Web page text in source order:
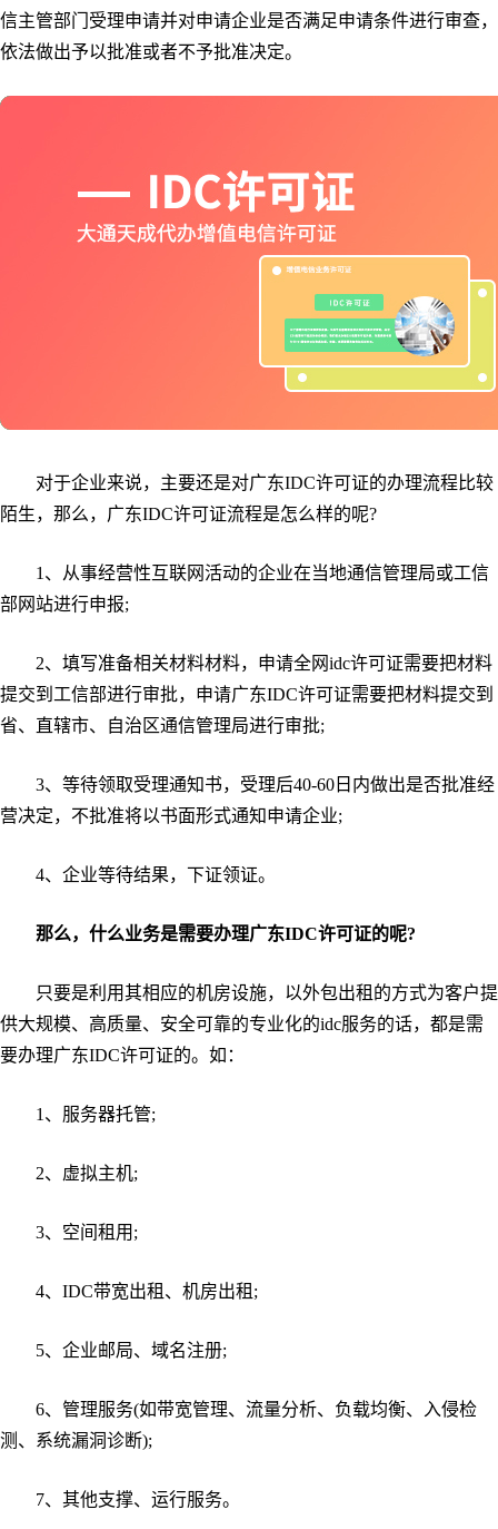
信主管部门受理申请并对申请企业是否满足申请条件进行审查，
依法做出予以批准或者不予批准决定。
对于企业来说，主要还是对广东IDC许可证的办理流程比较
陌生，那么，广东IDC许可证流程是怎么样的呢?
1、从事经营性互联网活动的企业在当地通信管理局或工信
部网站进行申报;
2、填写准备相关材料材料，申请全网idc许可证需要把材料
提交到工信部进行审批，申请广东IDC许可证需要把材料提交到
省、直辖市、自治区通信管理局进行审批;
3、等待领取受理通知书，受理后40-60日内做出是否批准经
营决定，不批准将以书面形式通知申请企业;
4、企业等待结果，下证领证。
那么，什么业务是需要办理广东IDC许可证的呢?
只要是利用其相应的机房设施，以外包出租的方式为客户提
供大规模、高质量、安全可靠的专业化的idc服务的话，都是需
要办理广东IDC许可证的。如：
1、服务器托管;
2、虚拟主机;
3、空间租用;
4、IDC带宽出租、机房出租;
5、企业邮局、域名注册;
6、管理服务(如带宽管理、流量分析、负载均衡、入侵检
测、系统漏洞诊断);
7、其他支撑、运行服务。